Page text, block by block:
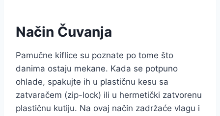
Način Čuvanja
Pamučne kiflice su poznate po tome što
danima ostaju mekane. Kada se potpuno
ohlade, spakujte ih u plastičnu kesu sa
zatvaračem (zip-lock) ili u hermetički zatvorenu
plastičnu kutiju. Na ovaj način zadržaće vlagu i